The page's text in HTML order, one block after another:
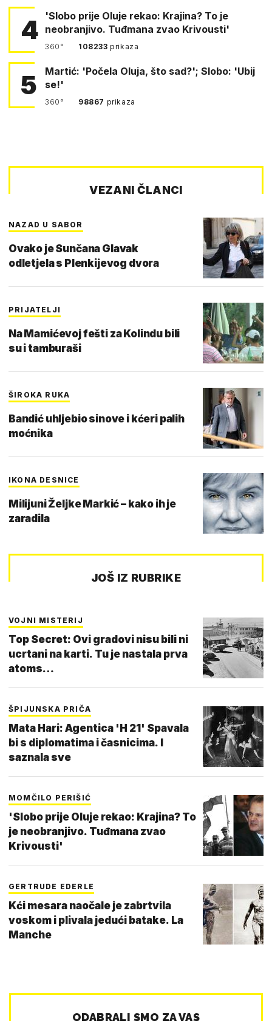
4
'Slobo prije Oluje rekao: Krajina? To je
neobranjivo. Tuđmana zvao Krivousti'
360° 108233prikaza
5
Martić: 'Počela Oluja, što sad?'; Slobo: 'Ubij
se!'
360° 98867 prikaza
VEZANI ČLANCI
NAZAD U SABOR
Ovako je Sunčana Glavak
odletjela s Plenkijevog dvora
PRIJATELJI
Na Mamićevoj fešti za Kolindu bili
su i tamburaši
ŠIROKA RUKA
Bandić uhljebio sinove i kćeri palih
moćnika
IKONA DESNICE
Milijuni Željke Markić – kako ih je
zaradila
JOŠ IZ RUBRIKE
VOJNI MISTERIJ
Top Secret: Ovi gradovi nisu bili ni
ucrtani na karti. Tu je nastala prva
atoms…
ŠPIJUNSKA PRIČA
Mata Hari: Agentica 'H 21' Spavala
bi s diplomatima i časnicima. I
saznala sve
MOMČILO PERIŠIĆ
'Slobo prije Oluje rekao: Krajina? To
je neobranjivo. Tuđmana zvao
Krivousti'
GERTRUDE EDERLE
Kći mesara naočale je zabrtvila
voskom i plivala jedući batake. La
Manche